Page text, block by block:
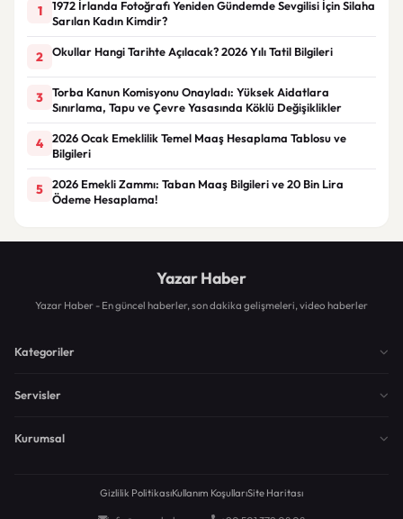
1
1972 İrlanda Fotoğrafı Yeniden Gündemde Sevgilisi İçin Silaha
Sarılan Kadın Kimdir?
2 Okullar Hangi Tarihte Açılacak? 2026 Yılı Tatil Bilgileri
3
Torba Kanun Komisyonu Onayladı: Yüksek Aidatlara
Sınırlama, Tapu ve Çevre Yasasında Köklü Değişiklikler
4
2026 Ocak Emeklilik Temel Maaş Hesaplama Tablosu ve
Bilgileri
5
2026 Emekli Zammı: Taban Maaş Bilgileri ve 20 Bin Lira
Ödeme Hesaplama!
Yazar Haber
Yazar Haber - En güncel haberler, son dakika gelişmeleri, video haberler
Kategoriler
Servisler
Kurumsal
Gizlilik PolitikasıKullanım KoşullarıSite Haritası